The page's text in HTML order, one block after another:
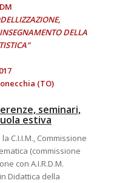
DELLA
(TO)
seminari,
estiva
C.I.I.M., Commissione
(commissione
con A.I.R.D.M.
Didattica della